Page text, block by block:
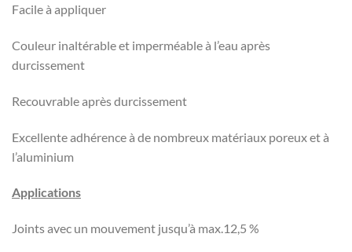
Facile à appliquer
Couleur inaltérable et imperméable à l’eau après
durcissement
Recouvrable après durcissement
Excellente adhérence à de nombreux matériaux poreux et à
l’aluminium
Applications
Joints avec un mouvement jusqu’à max.12,5 %